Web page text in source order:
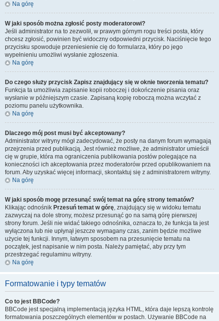
Na górę
W jaki sposób można zgłosić posty moderatorowi?
Jeśli administrator na to zezwolił, w prawym górnym rogu treści posta, który
chcesz zgłosić, powinien być widoczny odpowiedni przycisk. Naciśnięcie tego
przycisku spowoduje przeniesienie cię do formularza, który po jego
wypełnieniu umożliwi wysłanie zgłoszenia.
Na górę
Do czego służy przycisk Zapisz znajdujący się w oknie tworzenia tematu?
Funkcja ta umożliwia zapisanie kopii roboczej i dokończenie pisania oraz
wysłanie w późniejszym czasie. Zapisaną kopię roboczą można wczytać z
poziomu panelu użytkownika.
Na górę
Dlaczego mój post musi być akceptowany?
Administrator witryny mógł zadecydować, że posty na danym forum wymagają
przejrzenia przed publikacją. Jest również możliwe, że administrator umieścił
cię w grupie, która ma ograniczenia publikowania postów polegające na
konieczności ich akceptowania przez moderatorów przed opublikowaniem na
forum. Aby uzyskać więcej informacji, skontaktuj się z administratorem witryny.
Na górę
W jaki sposób mogę przesunąć swój temat na górę strony tematów?
Klikając odnośnik Przesuń temat w górę, znajdujący się w widoku tematu
zazwyczaj na dole strony, możesz przesunąć go na samą górę pierwszej
strony forum. Jeśli nie widać takiego odnośnika, oznacza to, że funkcja ta jest
wyłączona lub nie upłynął jeszcze wymagany czas, zanim będzie możliwe
użycie tej funkcji. Innym, łatwym sposobem na przesunięcie tematu na
początek, jest napisanie w nim posta. Należy pamiętać, aby przy tym
przestrzegać regulaminu witryny.
Na górę
Formatowanie i typy tematów
Co to jest BBCode?
BBCode jest specjalną implementacją języka HTML, która daje lepszą kontrolę
formatowania poszczególnych elementów w postach. Używanie BBCode na